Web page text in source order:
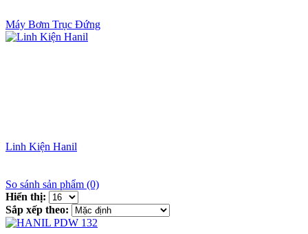
Máy Bơm Trục Đứng
Linh Kiện Hanil
So sánh sản phẩm (0)
Hiển thị:
Sắp xếp theo: